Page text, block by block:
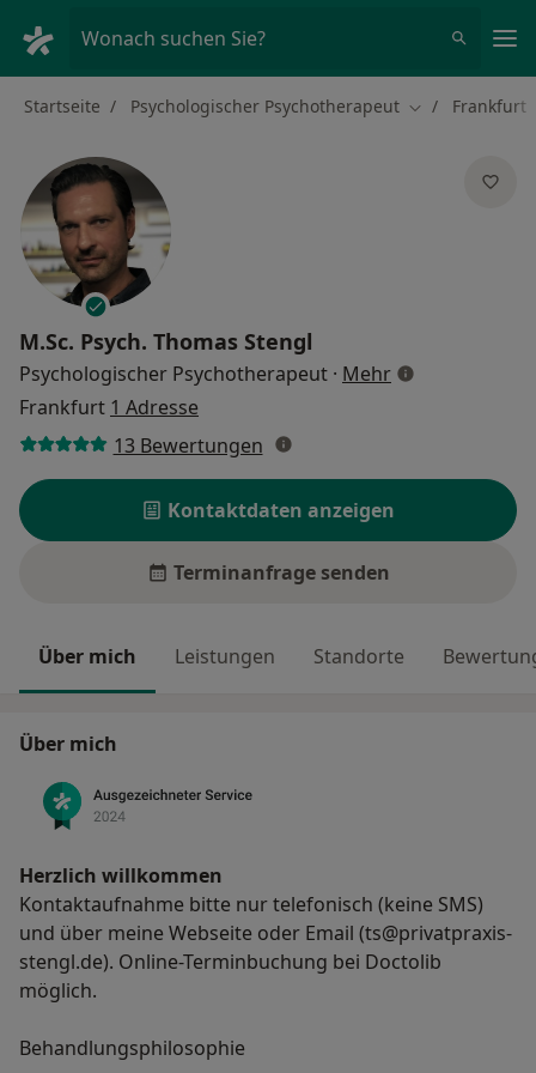
Wonach suchen Sie?
Startseite Psychologischer Psychotherapeut Stadt ändern
Frankfurt
M.Sc. Psych. Thomas Stengl
Psychologischer Psychotherapeut · Mehrüber
Frankfurt 1 Adresse
13 Bewertungen
Kontaktdaten anzeigen
Terminanfrage senden
Über mich Leistungen Standorte
Über mich
Herzlich willkommen
Kontaktaufnahme bitte nur telefonisch (keine SMS)
und über meine Webseite oder Email (ts@privatpraxis-
stengl.de). Online-Terminbuchung bei Doctolib
möglich.
Behandlungsphilosophie